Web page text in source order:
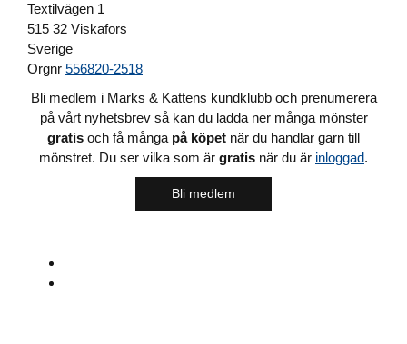
Textilvägen 1
515 32 Viskafors
Sverige
Orgnr 556820-2518
Bli medlem i Marks & Kattens kundklubb och prenumerera
på vårt nyhetsbrev så kan du ladda ner många mönster
gratis och få många på köpet när du handlar garn till
mönstret. Du ser vilka som är gratis när du är inloggad.
Bli medlem